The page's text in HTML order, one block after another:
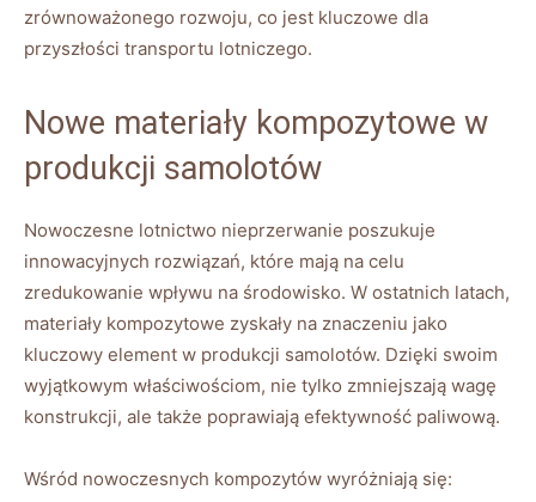
zrównoważonego rozwoju, co jest kluczowe dla
przyszłości transportu lotniczego.
Nowe materiały kompozytowe w
produkcji samolotów
Nowoczesne lotnictwo nieprzerwanie poszukuje
innowacyjnych rozwiązań, które mają na celu
zredukowanie wpływu na środowisko. W ostatnich latach,
materiały kompozytowe zyskały na znaczeniu jako
kluczowy element w produkcji samolotów. Dzięki swoim
wyjątkowym właściwościom, nie tylko zmniejszają wagę
konstrukcji, ale także poprawiają efektywność paliwową.
Wśród nowoczesnych kompozytów wyróżniają się: